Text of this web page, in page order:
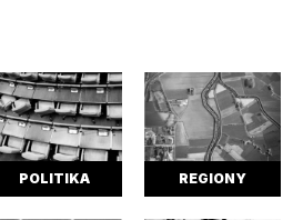
POLITIKA REGIONY